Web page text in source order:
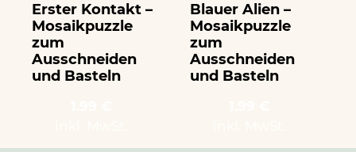
Erster Kontakt –
Mosaikpuzzle
zum
Ausschneiden
und Basteln
Blauer Alien –
Mosaikpuzzle
zum
Ausschneiden
und Basteln